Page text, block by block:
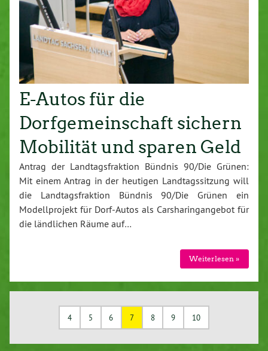
E-Autos für die
Dorfgemeinschaft sichern
Mobilität und sparen Geld
Antrag der Landtagsfraktion Bündnis 90/Die Grünen:
Mit einem Antrag in der heutigen Landtagssitzung will
die Landtagsfraktion Bündnis 90/Die Grünen ein
Modellprojekt für Dorf-Autos als Carsharingangebot für
die ländlichen Räume auf…
Weiterlesen »
4 5 6 7 8 9 10